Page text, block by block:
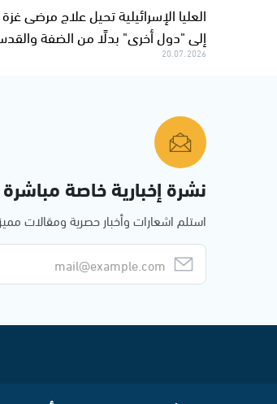
العليا الإسرائيلية تحيل علاج مرضى غزة
إلى "دول أخرى" بدلًا من الضفة
20.07.2026
نشرة إخبارية خاصة مباشرة
استلم اشعارات وأخبار حصرية ومقالات